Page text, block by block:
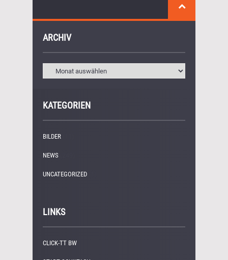
ARCHIV
KATEGORIEN
BILDER
NEWS
UNCATEGORIZED
LINKS
CLICK-TT BW